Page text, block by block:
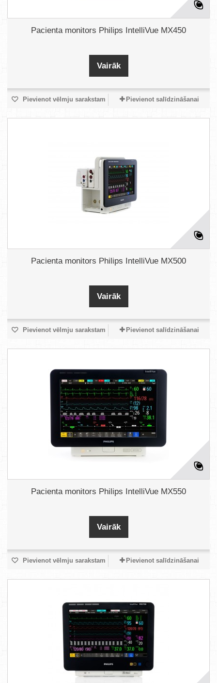
Pacienta monitors Philips IntelliVue MX450
Vairāk
Pievienot vēlmju sarakstam Pievienot salīdzināšanai
Pacienta monitors Philips IntelliVue MX500
Vairāk
Pievienot vēlmju sarakstam Pievienot salīdzināšanai
Pacienta monitors Philips IntelliVue MX550
Vairāk
Pievienot vēlmju sarakstam Pievienot salīdzināšanai